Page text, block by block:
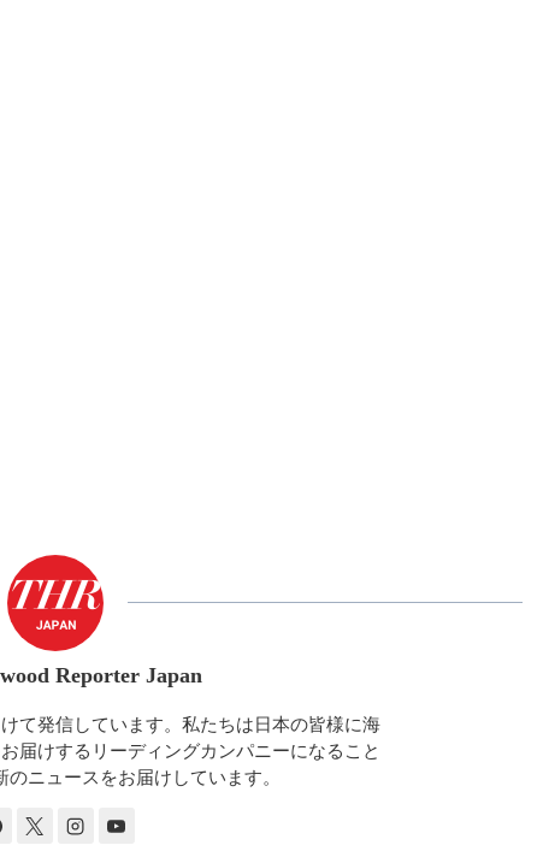
Reporter Japan
て発信しています。私たちは日本の皆様に海
届けするリーディングカンパニーになること
ニュースをお届けしています。